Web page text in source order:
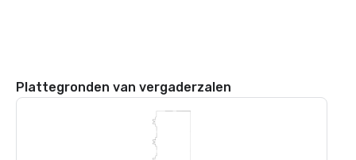
Plattegronden van vergaderzalen